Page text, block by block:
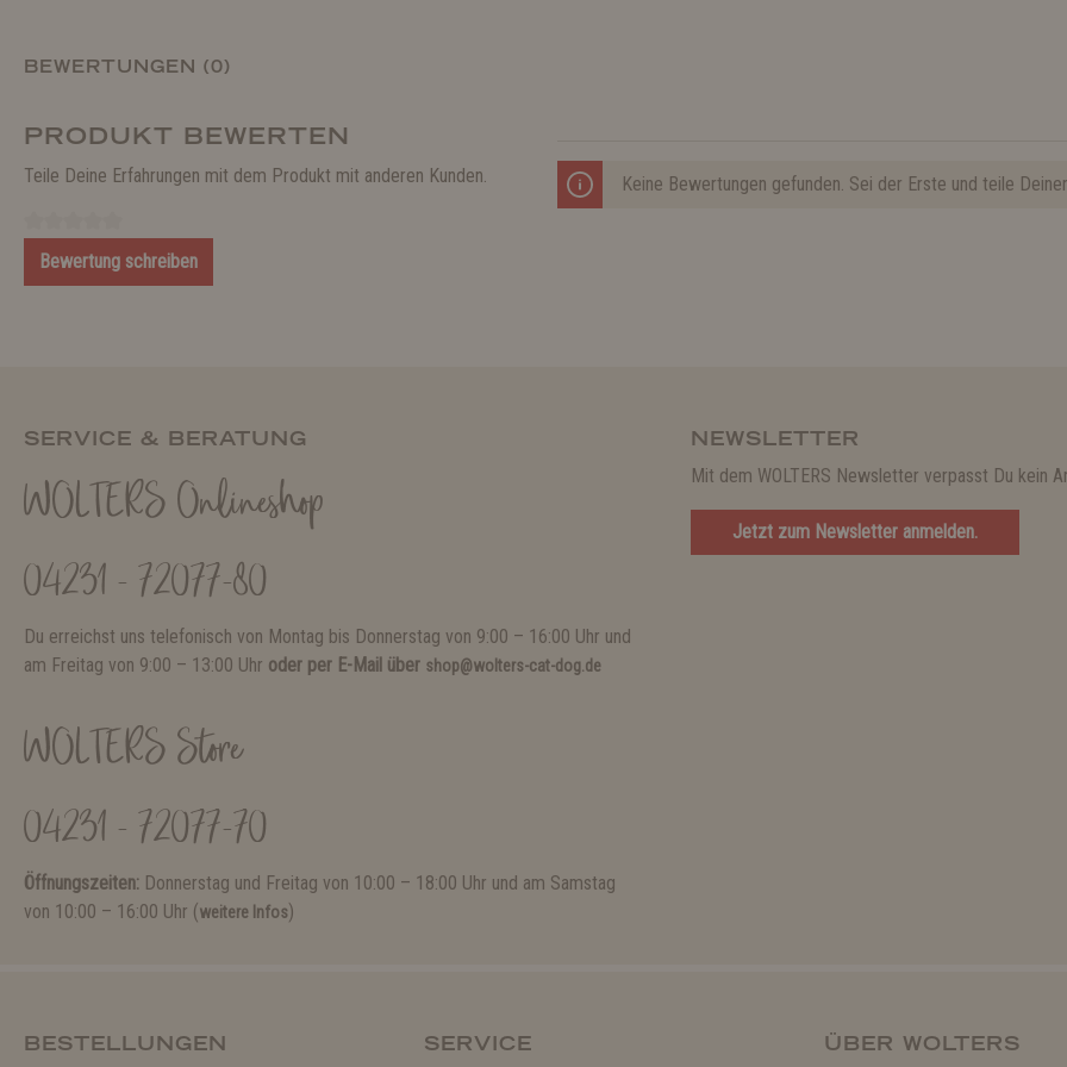
BEWERTUNGEN (0)
PRODUKT BEWERTEN
Teile Deine Erfahrungen mit dem Produkt mit anderen Kunden.
Bewertung schreiben
Keine Bewertungen gefunden. Sei der Erste und teile
SERVICE & BERATUNG
WOLTERS Onlineshop
04231 - 72077-80
Du erreichst uns telefonisch von Montag bis Donnerstag von 9:00 – 16:00 Uhr und
am Freitag von 9:00 – 13:00 Uhr oder per E-Mail über shop@wolters-cat-dog.de
WOLTERS Store
04231 - 72077-70
Öffnungszeiten: Donnerstag und Freitag von 10:00 – 18:00 Uhr und am Samstag
von 10:00 – 16:00 Uhr (weitere Infos)
NEWSLETTER
Mit dem WOLTERS Newsletter verpasst Du kein
Jetzt zum Newsletter anmelden.
BESTELLUNGEN SERVICE ÜBER WOLTERS